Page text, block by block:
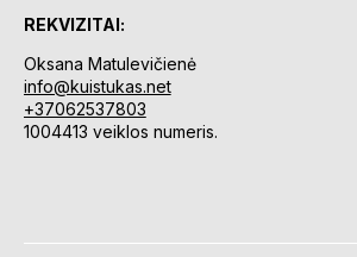
REKVIZITAI:
Oksana Matulevičienė
info@kuistukas.net
+37062537803
1004413 veiklos numeris.